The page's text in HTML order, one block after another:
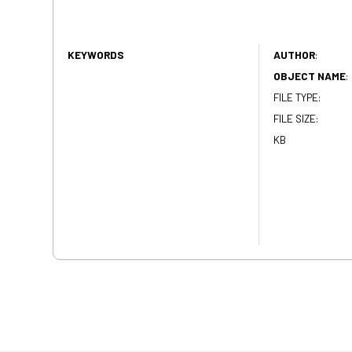
KEYWORDS AUTHOR:
OBJECT NAME:
FILE TYPE:
FILE SIZE:
KB